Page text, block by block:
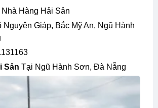
Nhà Hàng Hải Sản
Sản Tại Ngũ Hành Sơn, Đà Nẵng